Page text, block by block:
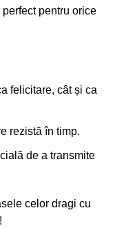
pentru orice
felicitare, cât și ca
rezistă în timp.
de a transmite
celor dragi cu